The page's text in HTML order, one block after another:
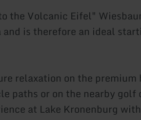
the Volcanic Eifel"
and is therefore an ideal
relaxation on the
paths or on the nearby golf
at Lake Kronenburg